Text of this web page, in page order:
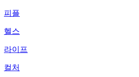
피플
헬스
라이프
컬처